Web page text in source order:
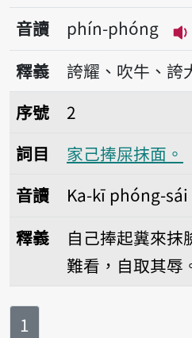
音讀
phín-phóng
釋義
誇耀、吹牛、誇
序號2家己捧屎抹面。
序號
2
詞目
家己捧屎抹面。
音讀
Ka-kī phóng-
釋義
自己捧起糞來抹
難看，自取其辱
第
1